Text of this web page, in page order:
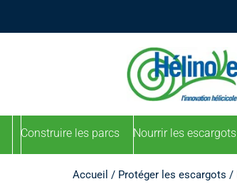
Construire les parcs Nourrir les escargots
Accueil / Protéger les escargots /